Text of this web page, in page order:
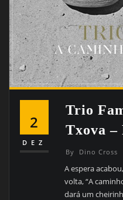
2
DEZ
Trio
Txova –
By Dino Cross
A espera
volta, “A
dará um